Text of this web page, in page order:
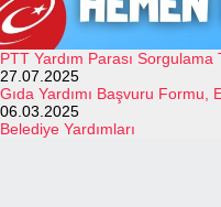
PTT Yardım Parası
27.07.2025
Gıda Yardımı Başvuru Formu,
06.03.2025
Belediye Yardımları